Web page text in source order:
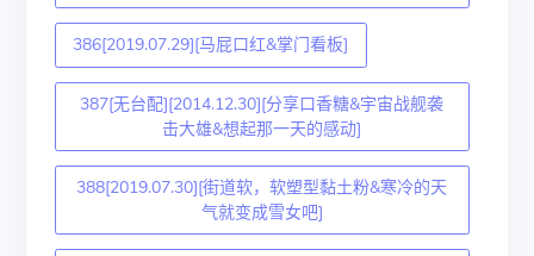
386[2019.07.29][马屁口红&掌门看板]
387[无台配][2014.12.30][分享口香糖&宇宙战舰袭
击大雄&想起那一天的感动]
388[2019.07.30][街道软，软塑型黏土粉&寒冷的天
气就变成雪女吧]